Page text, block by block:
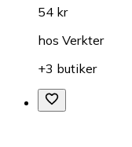
54 kr
hos Verkter
+3 butiker